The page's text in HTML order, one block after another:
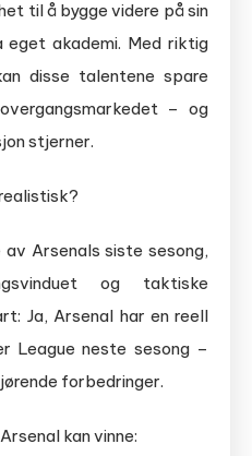
til å bygge videre på sin
eget akademi. Med riktig
disse talentene spare
– og
stjerner.
Arsenals siste sesong,
og taktiske
Ja, Arsenal har en reell
League neste sesong –
forbedringer.
kan vinne: